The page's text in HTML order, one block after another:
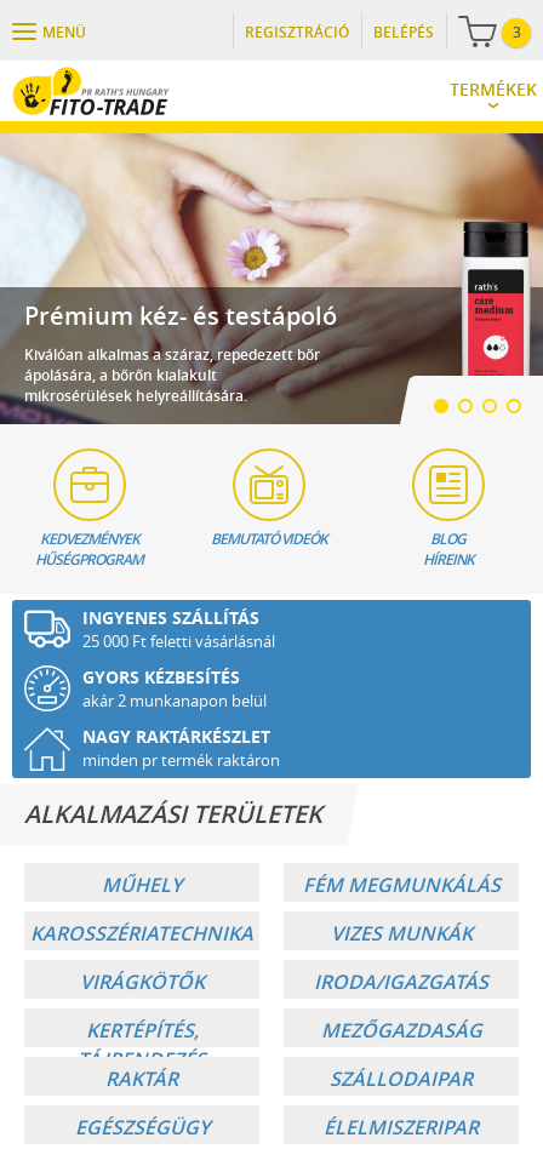
MENÜ REGISZTRÁCIÓ BELÉPÉS 3
TERMÉKEK
Prémium kéz- és testápoló
Kiválóan alkalmas a száraz, repedezett bőr
ápolására, a bőrőn kialakult
mikrosérülések helyreállítására.
KEDVEZMÉNYEK
HŰSÉGPROGRAM
BEMUTATÓ VIDEÓK
BLOG
HÍREINK
INGYENES SZÁLLÍTÁS
25 000 Ft feletti vásárlásnál
GYORS KÉZBESÍTÉS
akár 2 munkanapon belül
NAGY RAKTÁRKÉSZLET
minden pr termék raktáron
ALKALMAZÁSI TERÜLETEK
MŰHELY
FÉM MEGMUNKÁLÁS
KAROSSZÉRIATECHNIKA
VIZES MUNKÁK
VIRÁGKÖTŐK
IRODA/IGAZGATÁS
KERTÉPÍTÉS,
TÁJRENDEZÉS
MEZŐGAZDASÁG
RAKTÁR
SZÁLLODAIPAR
EGÉSZSÉGÜGY
ÉLELMISZERIPAR